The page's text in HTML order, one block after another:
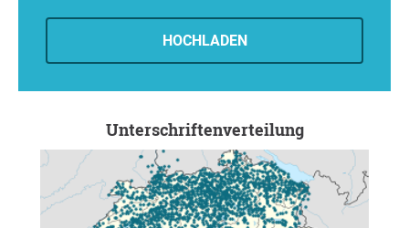
HOCHLADEN
Unterschriftenverteilung